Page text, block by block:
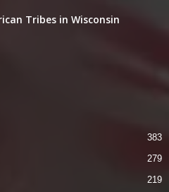
Tribes in Wisconsin
383
279
219